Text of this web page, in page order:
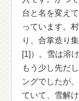
台と名を変え
っています。
り、合掌造り
[1]）。雪は溶
もう少し先だ
ングでしたが
ていて、雪解